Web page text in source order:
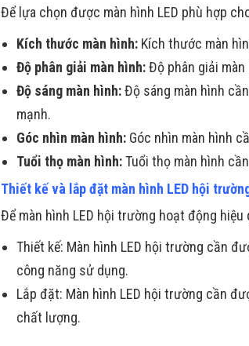
Để lựa chọn được màn hình LED phù hợp
Kích thước màn hình: Kích thước màn
Độ phân giải màn hình:Độ phân giải
Độ sáng màn hình:Độ sáng màn hình
mạnh.
Góc nhìn màn hình: Góc nhìn màn hình
Tuổi thọ màn hình:Tuổi thọ màn hình
Thiết kế và lắp đặt màn hình LED hội
Để màn hình LED hội trường hoạt động
Thiết kế: Màn hình LED hội trường cần
công năng sử dụng.
Lắp đặt: Màn hình LED hội trường cần
chất lượng.